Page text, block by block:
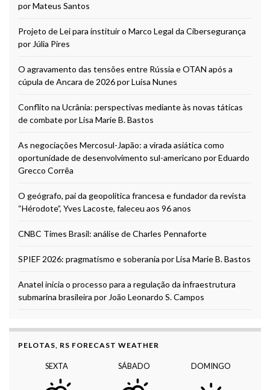
por Mateus Santos
Projeto de Lei para instituir o Marco Legal da Cibersegurança
por Júlia Pires
O agravamento das tensões entre Rússia e OTAN após a
cúpula de Ancara de 2026 por Luísa Nunes
Conflito na Ucrânia: perspectivas mediante às novas táticas
de combate por Lisa Marie B. Bastos
As negociações Mercosul-Japão: a virada asiática como
oportunidade de desenvolvimento sul-americano por Eduardo
Grecco Corrêa
O geógrafo, pai da geopolítica francesa e fundador da revista
“Hérodote”, Yves Lacoste, faleceu aos 96 anos
CNBC Times Brasil: análise de Charles Pennaforte
SPIEF 2026: pragmatismo e soberania por Lisa Marie B. Bastos
Anatel inicia o processo para a regulação da infraestrutura
submarina brasileira por João Leonardo S. Campos
PELOTAS, RS FORECAST WEATHER
SEXTA SÁBADO DOMINGO